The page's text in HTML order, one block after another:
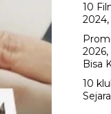
10
Bisa
10